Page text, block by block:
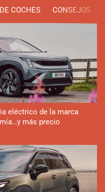
COCHES CONSEJOS
eléctrico de la marca
más precio